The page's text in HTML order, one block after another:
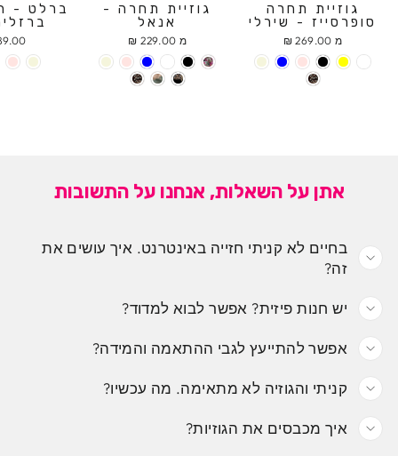
גוזיית תחרה
סופרסייז - שירלי
מ 269.00 ₪
גוזיית תחרה -
אנאל
מ 229.00 ₪
ברלט -
₪
אתן על השאלות, אנחנו על התשובות
בחיים לא קניתי חזייה באינטרנט. איך עושים את
זה?
יש חנות פיזית? אפשר לבוא למדוד?
אפשר להתייעץ לגבי ההתאמה והמידה?
קניתי והגוזיה לא מתאימה. מה עכשיו?
איך מכבסים את הגוזיות?